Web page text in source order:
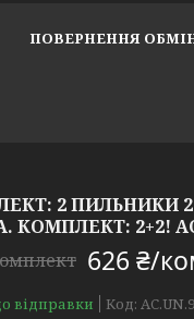
ПОВЕРНЕННЯ
2 ПИЛЬНИКИ 2
КОМПЛЕКТ: 2+2!
626 ₴/
відправки Код: